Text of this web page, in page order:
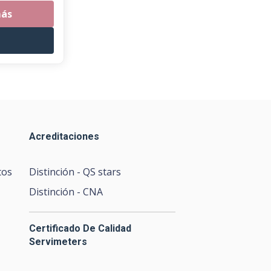
Acreditaciones
Distinción - QS stars
Distinción - CNA
Certificado De Calidad
Servimeters